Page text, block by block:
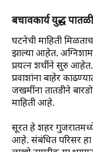
बचावकार्य युद्ध
घटनेची माहिती
झाल्या आहेत.
प्रयत्न शर्थीने सुरु
प्रवाशांना बाहेर
जखमींना तातडीने
माहिती आहे.
सूरत हे शहर
आहे. संबंधित परिसर